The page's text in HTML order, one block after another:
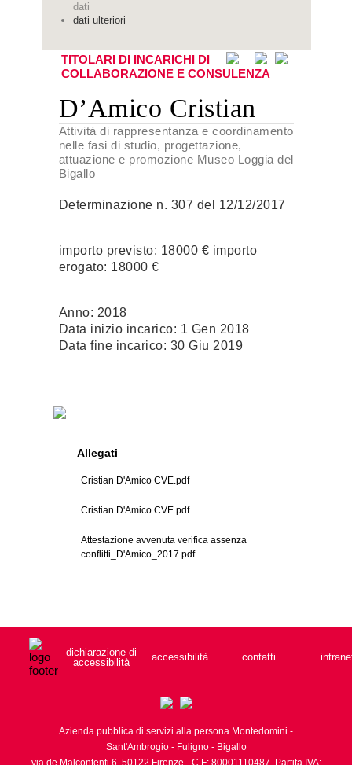
dati
dati ulteriori
TITOLARI DI INCARICHI DI
COLLABORAZIONE E CONSULENZA
D’Amico Cristian
Attività di rappresentanza e coordinamento
nelle fasi di studio, progettazione,
attuazione e promozione Museo Loggia del
Bigallo
Determinazione n. 307 del 12/12/2017
importo previsto: 18000 € importo
erogato: 18000 €
Anno: 2018
Data inizio incarico: 1 Gen 2018
Data fine incarico: 30 Giu 2019
Allegati
Cristian D'Amico CVE.pdf
Cristian D'Amico CVE.pdf
Attestazione avvenuta verifica assenza
conflitti_D'Amico_2017.pdf
dichiarazione di
accessibilità
accessibilità contatti
Azienda pubblica di servizi alla persona Montedomini -
Sant'Ambrogio - Fuligno - Bigallo
via de Malcontenti 6, 50122 Firenze - C.F: 80001110487, Partita IVA: